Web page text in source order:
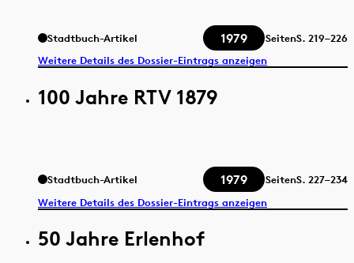
Stadtbuch-Artikel 1979 SeitenS. 219–226
Weitere Details des Dossier-Eintrags anzeigen
100 Jahre RTV 1879
Stadtbuch-Artikel 1979 SeitenS. 227–234
Weitere Details des Dossier-Eintrags anzeigen
50 Jahre Erlenhof